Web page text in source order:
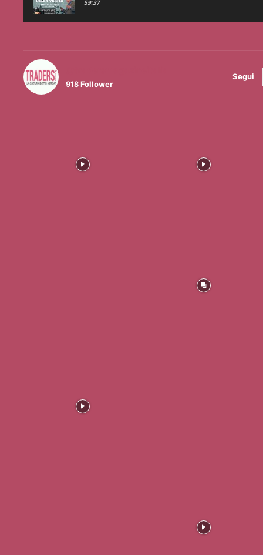
59:37
918Follower
Segui